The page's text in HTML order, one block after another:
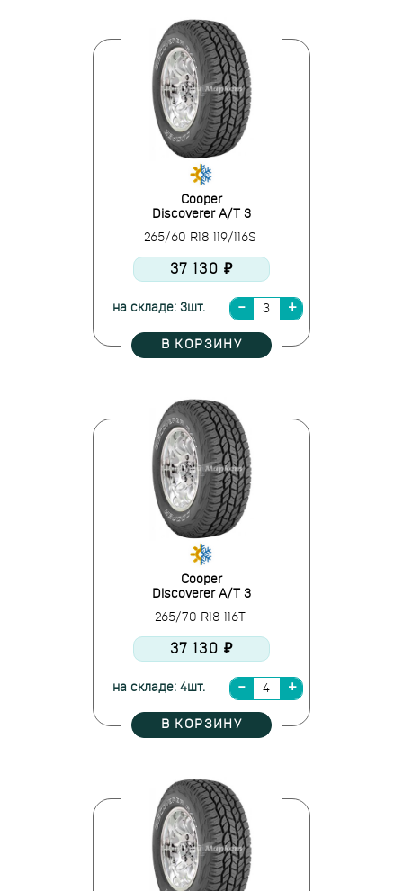
Cooper
Discoverer A/T 3
265/60 R18 119/116S
37 130 ₽
на складе: 3шт.
В КОРЗИНУ
Cooper
Discoverer A/T 3
265/70 R18 116T
37 130 ₽
на складе: 4шт.
В КОРЗИНУ